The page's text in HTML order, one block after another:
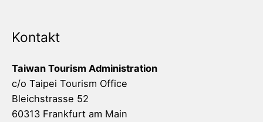
Kontakt
Taiwan Tourism Administration
c/o Taipei Tourism Office
Bleichstrasse 52
60313 Frankfurt am Main